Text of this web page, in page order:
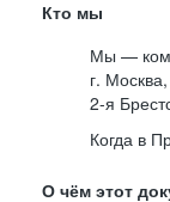
Кто мы
Мы —
г.
2-я
Когда в
О чём этот